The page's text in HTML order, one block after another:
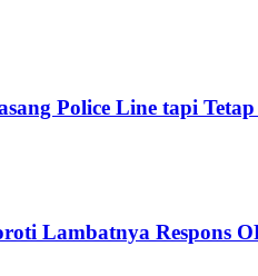
Police Line tapi
Lambatnya Respons